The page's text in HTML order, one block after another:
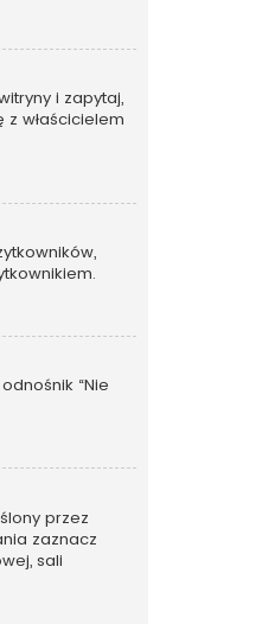
i zapytaj,
właścicielem
“Nie
przez
zaznacz
sali